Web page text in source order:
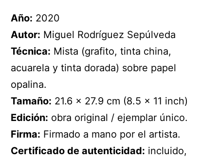
Año: 2020
Autor: Miguel Rodríguez Sepúlveda
Técnica: Mista (grafito, tinta china,
acuarela y tinta dorada) sobre papel
opalina.
Tamaño: 21.6 x 27.9 cm (8.5 x 11 inch)
Edición: obra original / ejemplar único.
Firma: Firmado a mano por el artista.
Certificado de autenticidad: incluido,